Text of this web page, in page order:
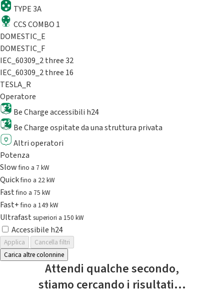
TYPE 3A
CCS COMBO 1
DOMESTIC_E
DOMESTIC_F
IEC_60309_2 three 32
IEC_60309_2 three 16
TESLA_R
Operatore
Be Charge accessibili h24
Be Charge ospitate da una struttura privata
Altri operatori
Potenza
Slowfino a 7 kW
Quickfino a 22 kW
Fastfino a 75 kW
Fast+fino a 149 kW
Ultrafast superiori a 150 kW
Accessibile h24
Applica
Cancella filtri
Carica altre colonnine
Attendi qualche secondo,
stiamo cercando i risultati...